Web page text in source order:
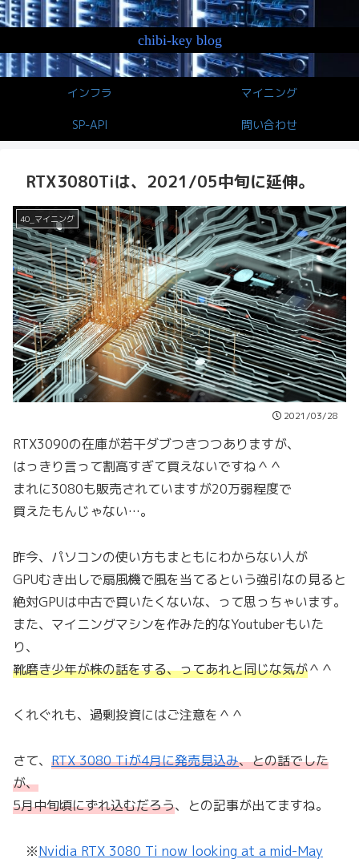
chibi-key blog
インフラ マイニング
SP-API 問い合わせ
RTX3080Tiは、2021/05中旬に延伸。
40_マイニング
2021/03/28
RTX3090の在庫が若干ダブつきつつありますが、
はっきり言って割高すぎて買えないですね＾＾
まれに3080も販売されていますが20万弱程度で
買えたもんじゃない…。
昨今、パソコンの使い方もまともにわからない人が
GPUむき出しで扇風機で風を当てるという強引なの見ると
絶対GPUは中古で買いたくないな、って思っちゃいます。
また、マイニングマシンを作みた的なYoutuberもいた
り、
靴磨き少年が株の話をする、ってあれと同じな気が＾＾
くれぐれも、過剰投資にはご注意を＾＾
さて、 RTX 3080 Tiが4月に発売見込み、との話でした
が、
5月中旬頃にずれ込むだろう、との記事が出てますね。
※Nvidia RTX 3080 Ti now looking at a mid-May